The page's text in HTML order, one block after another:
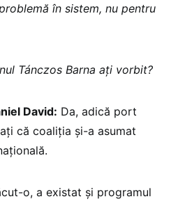
în sistem, nu pentru
Tánczos Barna ați vorbit?
David: Da, adică port
că coaliția și-a asumat
o, a existat și programul